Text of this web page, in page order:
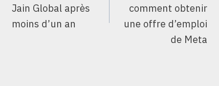
Jain Global après
moins d’un an
comment obtenir
une offre d’emploi
de Meta